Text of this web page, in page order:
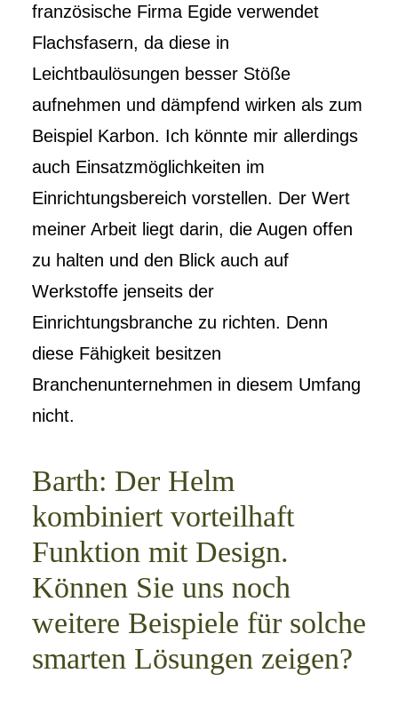
französische Firma Egide verwendet
Flachsfasern, da diese in
Leichtbaulösungen besser Stöße
aufnehmen und dämpfend wirken als zum
Beispiel Karbon. Ich könnte mir allerdings
auch Einsatzmöglichkeiten im
Einrichtungsbereich vorstellen. Der Wert
meiner Arbeit liegt darin, die Augen offen
zu halten und den Blick auch auf
Werkstoffe jenseits der
Einrichtungsbranche zu richten. Denn
diese Fähigkeit besitzen
Branchenunternehmen in diesem Umfang
nicht.
Barth: Der Helm
kombiniert vorteilhaft
Funktion mit Design.
Können Sie uns noch
weitere Beispiele für solche
smarten Lösungen zeigen?